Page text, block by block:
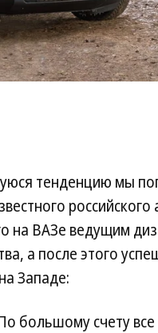
тенденцию мы
на ВАЗе ведущим
а после этого
Западе:
большому счету